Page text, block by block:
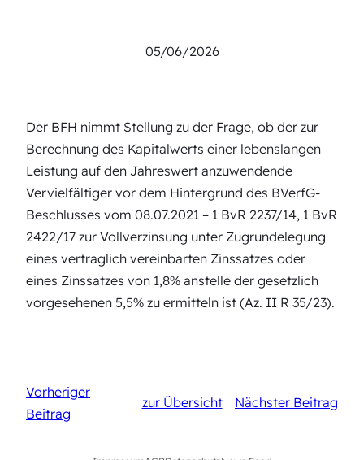
05/06/2026
Der BFH nimmt Stellung zu der Frage, ob der zur
Berechnung des Kapitalwerts einer lebenslangen
Leistung auf den Jahreswert anzuwendende
Vervielfältiger vor dem Hintergrund des BVerfG-
Beschlusses vom 08.07.2021 – 1 BvR 2237/14, 1 BvR
2422/17 zur Vollverzinsung unter Zugrundelegung
eines vertraglich vereinbarten Zinssatzes oder
eines Zinssatzes von 1,8% anstelle der gesetzlich
vorgesehenen 5,5% zu ermitteln ist (Az. II R 35/23).
Vorheriger
Beitrag
zur Übersicht Nächster Beitrag